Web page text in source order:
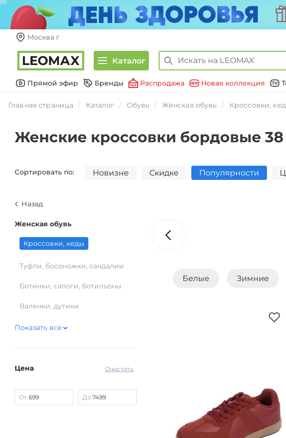
Москва г
Каталог
Прямой эфир Бренды Распродажа Новая коллекция
Главная страница Каталог Обувь Женская обувь Кроссовки,
Женские кроссовки бордовые
Сортировать по: Новизне Скидке Популярности
Назад
Женская обувь
Кроссовки, кеды
Туфли, босоножки, сандалии
Ботинки, сапоги, ботильоны
Валенки, дутики
Показать все
Очистить
Цена
От До
Белые Зимние